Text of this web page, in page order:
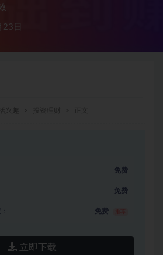
日
免费
免费
免费
立即下载